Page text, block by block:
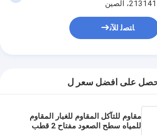
ﺎﺘﺼﻟ ﺍﻶﻧ
على افضل سعر ل
مقاوم للتآكل المقاوم للغبار المقاوم
للمياه سطح الصعود مفتاح 2 قطب